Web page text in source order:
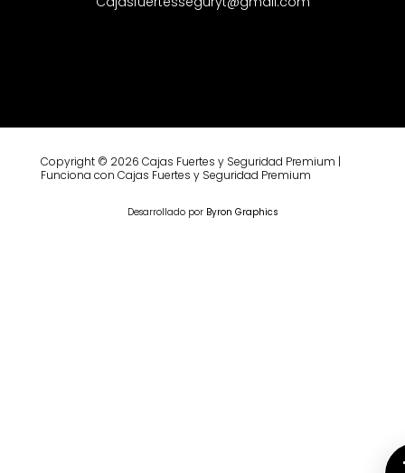
Copyright © 2026 Cajas Fuertes y Seguridad Premium |
Funciona con Cajas Fuertes y Seguridad Premium
Desarrollado por Byron Graphics